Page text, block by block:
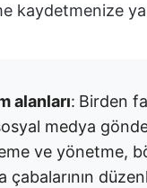
kaydetmenize
alanları: Birden
medya
ve yönetme,
çabalarının